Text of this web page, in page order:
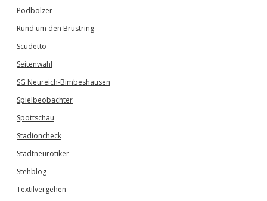
Podbolzer
Rund um den Brustring
Scudetto
Seitenwahl
SG Neureich-Bimbeshausen
Spielbeobachter
Spottschau
Stadioncheck
Stadtneurotiker
Stehblog
Textilvergehen